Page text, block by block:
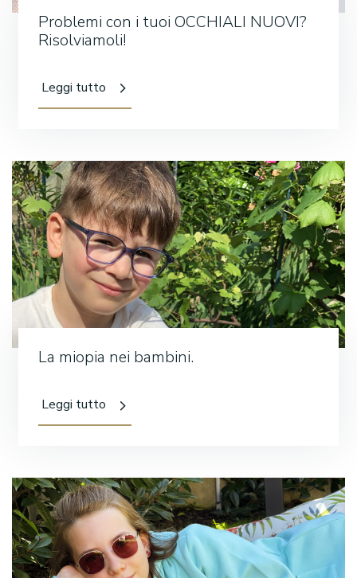
Problemi con i tuoi OCCHIALI NUOVI?
Risolviamoli!
Leggi tutto
La miopia nei bambini.
Leggi tutto